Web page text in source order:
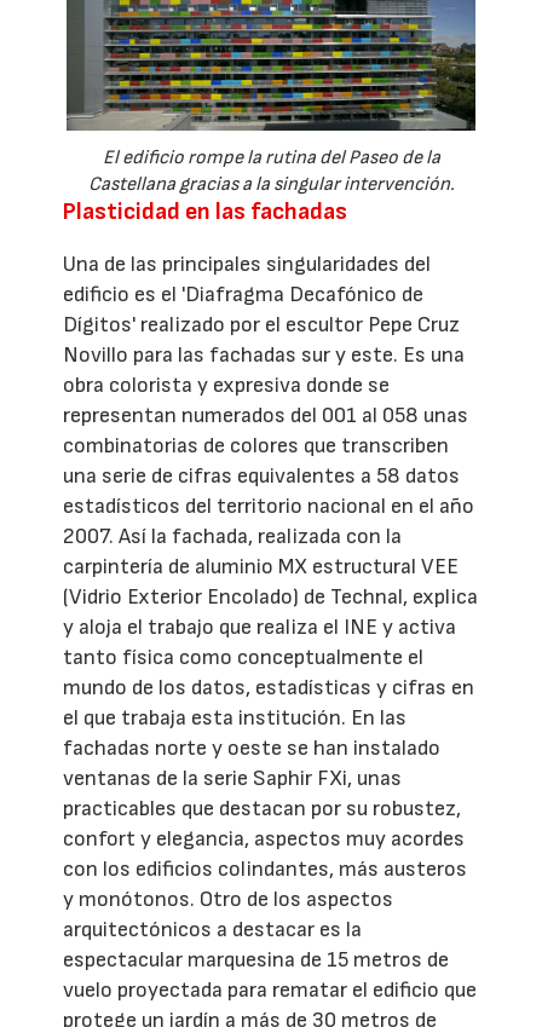
El edificio rompe la rutina del Paseo de la
Castellana gracias a la singular intervención.
Plasticidad en las fachadas
Una de las principales singularidades del
edificio es el 'Diafragma Decafónico de
Dígitos' realizado por el escultor Pepe Cruz
Novillo para las fachadas sur y este. Es una
obra colorista y expresiva donde se
representan numerados del 001 al 058 unas
combinatorias de colores que transcriben
una serie de cifras equivalentes a 58 datos
estadísticos del territorio nacional en el año
2007. Así la fachada, realizada con la
carpintería de aluminio MX estructural VEE
(Vidrio Exterior Encolado) de Technal, explica
y aloja el trabajo que realiza el INE y activa
tanto física como conceptualmente el
mundo de los datos, estadísticas y cifras en
el que trabaja esta institución. En las
fachadas norte y oeste se han instalado
ventanas de la serie Saphir FXi, unas
practicables que destacan por su robustez,
confort y elegancia, aspectos muy acordes
con los edificios colindantes, más austeros
y monótonos. Otro de los aspectos
arquitectónicos a destacar es la
espectacular marquesina de 15 metros de
vuelo proyectada para rematar el edificio que
protege un jardín a más de 30 metros de